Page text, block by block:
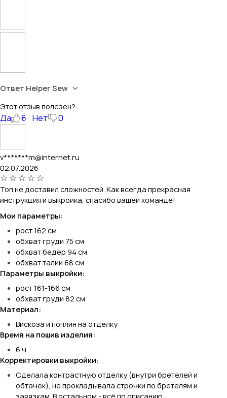
Ответ Helper Sew
Этот отзыв полезен?
Да 6 Нет 0
v*******m@internet.ru
02.07.2026
Топ не доставил сложностей. Как всегда прекрасная
инструкция и выкройка, спасибо вашей команде!
Мои параметры:
рост 162 см
обхват груди 75 см
обхват бедер 94 см
обхват талии 68 см
Параметры выкройки:
рост 161-166 см
обхват груди 82 см
Материал:
Вискоза и поплин на отделку
Время на пошив изделия:
6 ч.
Корректировки выкройки:
Сделала контрастную отделку (внутри бретелей и
обтачек), не прокладывала строчки по бретелям и